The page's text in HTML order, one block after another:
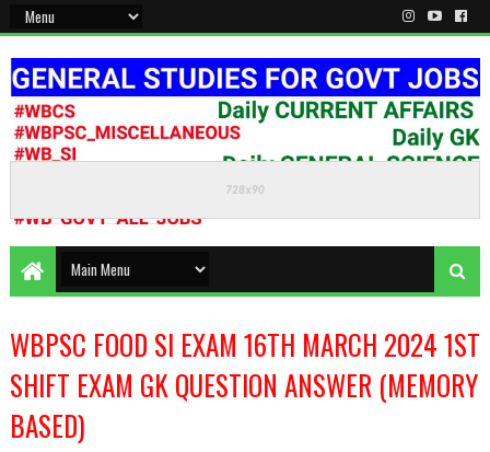
WBPSC FOOD SI EXAM 16TH MARCH 2024 1ST
SHIFT EXAM GK QUESTION ANSWER (MEMORY
BASED)